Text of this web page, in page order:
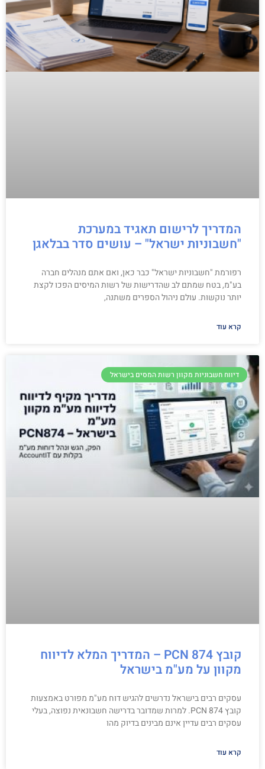
המדריך לרישום תאגיד במערכת
"חשבוניות ישראל" – עושים סדר בבלאגן
רפורמת "חשבוניות ישראל" כבר כאן, ואם אתם מנהלים חברה
בע"מ, בטח שמתם לב שהדרישות של רשות המיסים הפכו לקצת
יותר נוקשות. עולם ניהול הספרים משתנה,
קרא עוד
דיווח חשבוניות מקוון רשות המסים בישראל
קובץ PCN 874 – המדריך המלא לדיווח
מקוון על מע"מ בישראל
עסקים רבים בישראל נדרשים להגיש דוח מע"מ מפורט באמצעות
קובץ PCN 874. למרות שמדובר בדרישה חשבונאית נפוצה, בעלי
עסקים רבים עדיין אינם מבינים בדיוק מהו
קרא עוד